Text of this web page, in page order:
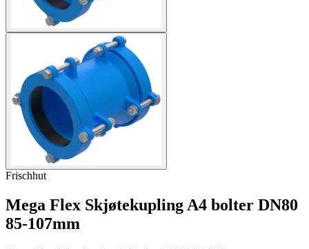
Frischhut
Mega Flex Skjøtekupling A4 bolter DN80
85-107mm